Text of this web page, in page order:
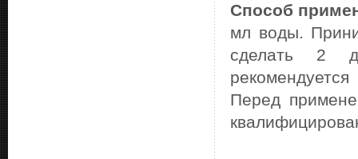
Способ
мл воды.
сделать 2
Перед